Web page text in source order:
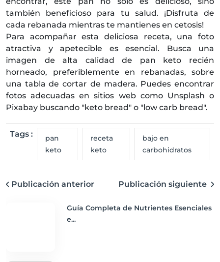
también beneficioso para tu salud. ¡Disfruta de
cada rebanada mientras te mantienes en cetosis!
Para acompañar esta deliciosa receta, una foto
atractiva y apetecible es esencial. Busca una
imagen de alta calidad de pan keto recién
horneado, preferiblemente en rebanadas, sobre
una tabla de cortar de madera. Puedes encontrar
fotos adecuadas en sitios web como Unsplash o
Pixabay buscando "keto bread" o "low carb bread".
Tags :
pan
keto
receta
keto
bajo en
carbohidratos
Publicación anterior Publicación siguiente
Guía Completa de Nutrientes Esenciales
e...